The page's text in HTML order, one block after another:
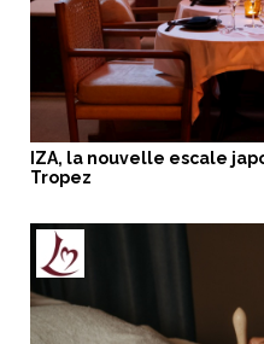
IZA, la nouvelle escale
Tropez